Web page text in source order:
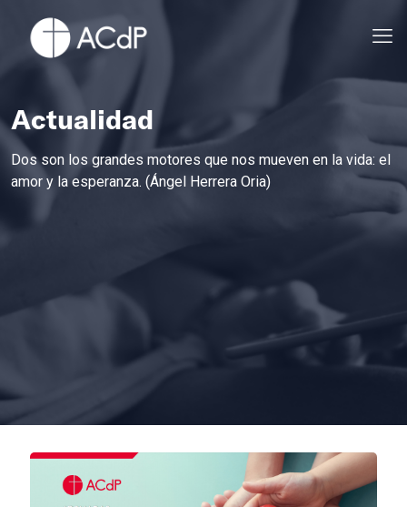
Actualidad
Dos son los grandes motores que nos mueven en la vida: el
amor y la esperanza. (Ángel Herrera Oria)